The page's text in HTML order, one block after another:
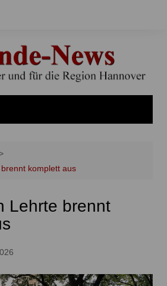
komplett aus
Lehrte brennt